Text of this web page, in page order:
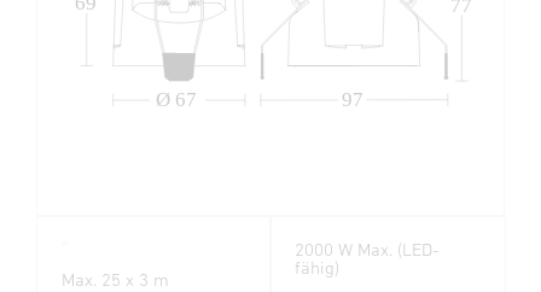
Ø 67 97
77
Max. 25 x 3 m
2000 W Max. (LED-
fähig)